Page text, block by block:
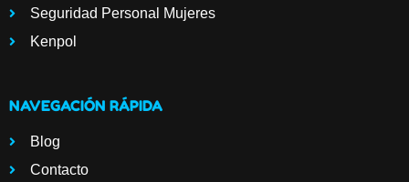
Seguridad Personal Mujeres
Kenpol
NAVEGACIÓN RÁPIDA
Blog
Contacto